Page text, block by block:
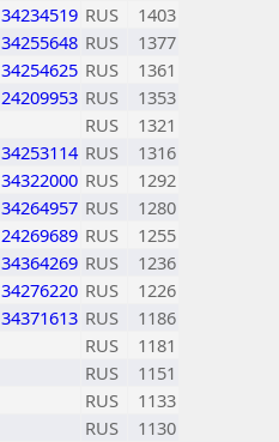
34234519 RUS
1403
34255648 RUS
1377
34254625 RUS
1361
24209953 RUS
1353
RUS
1321
34253114 RUS
1316
34322000 RUS
1292
34264957 RUS
1280
24269689 RUS
1255
34364269 RUS
1236
34276220 RUS
1226
34371613 RUS
1186
RUS
1181
RUS
1151
RUS
1133
RUS
1130